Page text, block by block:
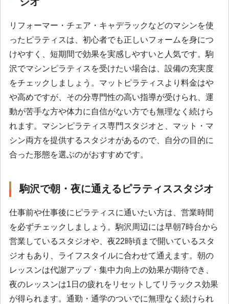
リフォーマー・チェア・キャデラックなどのマシンを使
ったピラティスは、初心者でも正しいフォームを身につ
けやすく、短期間で効果を実感しやすいと人気です。駒
沢でマシンピラティスを受けたい場合は、設備の充実度
をチェックしましょう。マットピラティスより料金はや
や高めですが、その分専門性の高い指導が受けられ、運
動が苦手な方や体力に自信がない方でも無理なく続けら
れます。マシンピラティス専門スタジオと、マット・マ
シン両方を提供するスタジオがあるので、自分の目的に
合った形態を選ぶのがおすすめです。
駒沢で朝・夜に通えるピラティススタジオ
仕事前や仕事後にピラティスに通いたい方は、営業時間
を必ずチェックしましょう。駒沢周辺には早朝7時台から
営業しているスタジオや、夜22時頃まで開いているスタ
ジオもあり、ライフスタイルに合わせて通えます。朝の
レッスンは代謝アップ・集中力向上の効果が期待でき、
夜のレッスンは1日の疲れをリセットしてリラックス効果
が得られます。通勤・通学のついでに無理なく続けられ